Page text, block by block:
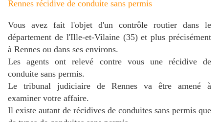
Rennes récidive de conduite sans permis
Vous avez fait l'objet d'un contrôle routier dans le
département de l'Ille-et-Vilaine (35) et plus précisément
à Rennes ou dans ses environs.
Les agents ont relevé contre vous une récidive de
conduite sans permis.
Le tribunal judiciaire de Rennes va être amené à
examiner votre affaire.
Il existe autant de récidives de conduites sans permis que